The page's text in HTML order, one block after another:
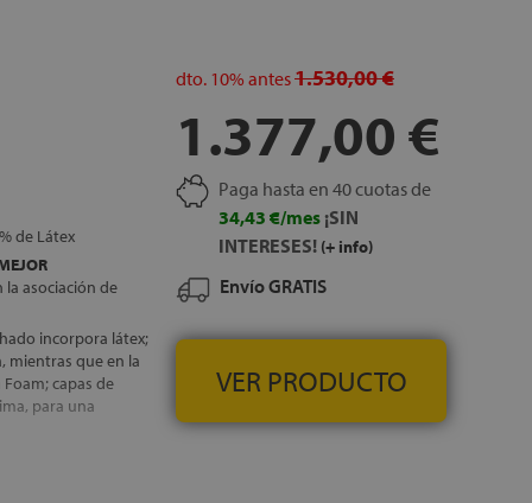
de Látex
asociación de
incorpora látex;
mientras que en la
capas de
para una
dto. 10% antes1.530,00 €
1.377,00 €
Paga hasta en 40 cuotas de
34,43 €/mes ¡SIN
INTERESES! (+ info)
Envío GRATIS
VER PRODUCTO